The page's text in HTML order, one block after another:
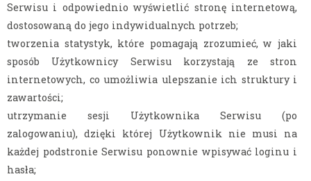
Serwisu i odpowiednio wyświetlić stronę internetową,
dostosowaną do jego indywidualnych potrzeb;
tworzenia statystyk, które pomagają zrozumieć, w jaki
sposób Użytkownicy Serwisu korzystają ze stron
internetowych, co umożliwia ulepszanie ich struktury i
zawartości;
utrzymanie sesji Użytkownika Serwisu (po
zalogowaniu), dzięki której Użytkownik nie musi na
każdej podstronie Serwisu ponownie wpisywać loginu i
hasła;